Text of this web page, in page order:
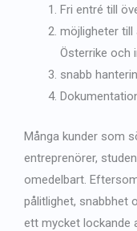
Fri entré till
möjligheter till
Österrike och
snabb
Många kunder som
entreprenörer,
omedelbart.
pålitlighet, snabbhet
ett mycket lockande